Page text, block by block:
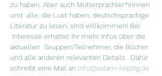
zu haben. Aber auch Mutterprachler*innnen
und  alle, die Lust haben, deutschsprachige
Literatur zu lesen, sind willkommen! Bei
Interesse erhaltet ihr mehr Infos über die
aktuellen  Gruppen/Teilnehmer, die Bücher
und alle anderen relevanten Details.  Dafür
schreibt eine Mail an info@salam-leipzig.de